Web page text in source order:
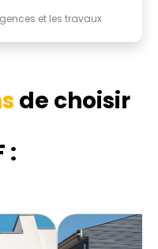
et les travaux
de choisir
: